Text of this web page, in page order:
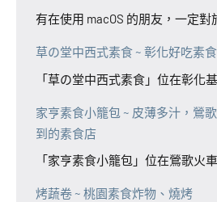
有在使用 macOS 的朋友，一定對
草の堂中西式素食 ~ 彰化好吃素
「草の堂中西式素食」位在彰化
家亨素食小籠包 ~ 皮薄多汁，鶯
到的素食店
「家亨素食小籠包」位在鶯歌火
烤蔬卷 ~ 桃園素食炸物、燒烤